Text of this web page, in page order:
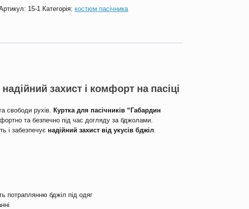
габардин
класик
15-1 Категорія:костюм пасічника
захист і комфорт на пасіці
свободи рухів. Куртка для пасічників “Габардин
та безпечно під час догляду за бджолами.
і забезпечує надійний захист від укусів бджіл.
потраплянню бджіл під одяг